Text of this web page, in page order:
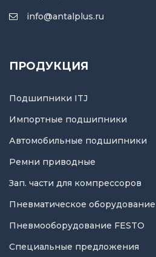
info@antalplus.ru
ПРОДУКЦИЯ
Подшипники ITJ
Импортные подшипники
Автомобильные подшипники
Ремни приводные
Зап. части для компрессоров
Пневматическое оборудование
Пневмооборудование FESTO
Специальные предложения